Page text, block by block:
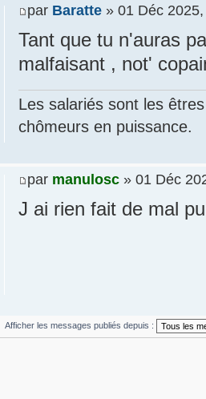
par Baratte » 01 Déc
Tant que tu n'auras
malfaisant , not'
Les salariés sont les
chômeurs en puissance.
par manulosc » 01 Déc
J ai rien fait de mal
Afficher les messages publiés depuis :